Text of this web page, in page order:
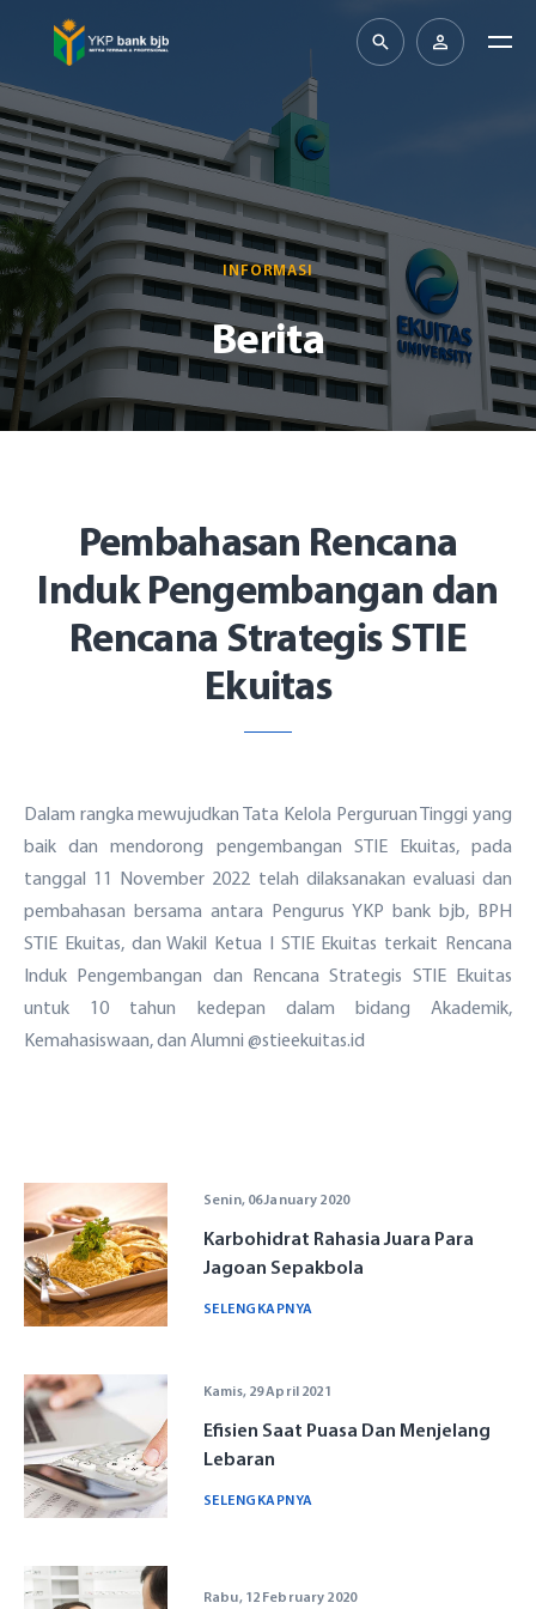
Sekilas YKP
Balai Pengobatan/ Klinik Kesehatan
Berita
INFORMASI
Berita
Pembahasan Rencana
Induk Pengembangan dan
Rencana Strategis STIE
Ekuitas
Dalam rangka mewujudkan Tata Kelola Perguruan Tinggi yang
baik dan mendorong pengembangan STIE Ekuitas, pada
tanggal 11 November 2022 telah dilaksanakan evaluasi dan
pembahasan bersama antara Pengurus YKP bank bjb, BPH
STIE Ekuitas, dan Wakil Ketua I STIE Ekuitas terkait Rencana
Induk Pengembangan dan Rencana Strategis STIE Ekuitas
untuk 10 tahun kedepan dalam bidang Akademik,
Kemahasiswaan, dan Alumni @stieekuitas.id
Senin, 06 January 2020
Karbohidrat Rahasia Juara Para
Jagoan Sepakbola
SELENGKAPNYA
Kamis, 29 April 2021
Efisien Saat Puasa Dan Menjelang
Lebaran
SELENGKAPNYA
Rabu, 12 February 2020